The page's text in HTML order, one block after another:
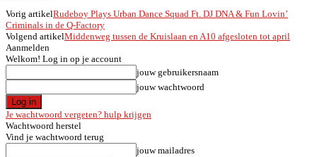
Vorig artikelRudeboy Plays Urban Dance Squad Ft. DJ DNA & Fun Lovin’
Criminals in de Q-Factory
Volgend artikelMiddenweg tussen de Kruislaan en A10 afgesloten tot april
Aanmelden
Welkom! Log in op je account
jouw gebruikersnaam
jouw wachtwoord
Je wachtwoord vergeten? hulp krijgen
Wachtwoord herstel
Vind je wachtwoord terug
jouw mailadres